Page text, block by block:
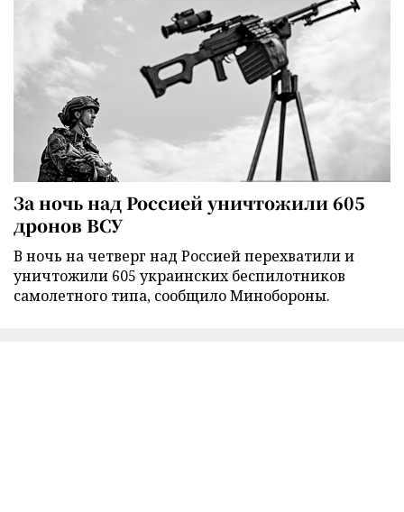
За ночь над Россией уничтожили 605
дронов ВСУ
В ночь на четверг над Россией перехватили и
уничтожили 605 украинских беспилотников
самолетного типа, сообщило Минобороны.